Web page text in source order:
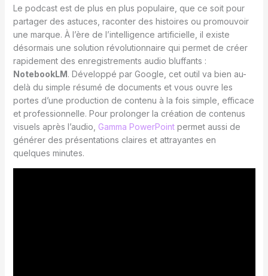
Le podcast est de plus en plus populaire, que ce soit pour
partager des astuces, raconter des histoires ou promouvoir
une marque. À l’ère de l’intelligence artificielle, il existe
désormais une solution révolutionnaire qui permet de créer
rapidement des enregistrements audio bluffants :
NotebookLM. Développé par Google, cet outil va bien au-
delà du simple résumé de documents et vous ouvre les
portes d’une production de contenu à la fois simple, efficace
et professionnelle. Pour prolonger la création de contenus
visuels après l’audio, Gamma PowerPointpermet aussi de
générer des présentations claires et attrayantes en
quelques minutes.